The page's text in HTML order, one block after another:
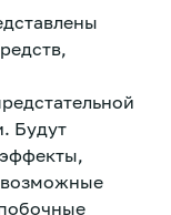
Будут